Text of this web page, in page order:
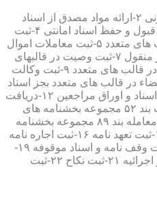
۱-ثبت اسناد مطابق مقررات قانونی ۲-ارائه مواد مصدق از اسناد
ثبت شده ۳-تصدیق صحت امضاء،قبول و حفظ اسناد امانتی ۴-ثبت
معاملات شرطی و رهنی در قالب های متعدد ۵-ثبت معاملات اموال
منقول ۶-ثبت معاملات اموال غیر منقول ۷-ثبت وصیت در قالبهای
عهدی و تکمیلی ۸-ثبت اقرارنامه در قالب های متعدد ۹-ثبت وکالت
۱۰-گواهی امضاء در قالب های متعدد بجز اسناد
مالی و معاملاتی ۱۱-تصدیق کپی اسناد و اوراق مراجعین ۱۲-دریافت
قبوض سپرده مستاجرین در قالب بند ۵۲ مجموعه بخشنامه های
ثبتی ۱۳-صدور گواهی عدم انجام معامله بند ۸۹ مجموعه بخشنامه
های ثبتی ۱۴-ثبت رضایت نامه ۱۵-ثبت تعهد نامه ۱۶-ثبت اجاره نامه
۱۷-ثبت معاملات سرقفلی ۱۸-ثبت وقف نامه و اسناد موقوفه ۱۹-
ثبت اسناد ضمانت نامه ۲۰-صدور اجرائیه ۲۱-ثبت نکاح ۲۲-ثبت